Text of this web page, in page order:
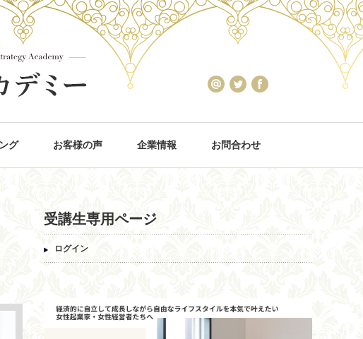
グ お客様の声 企業情報 お問合わせ
受講生専用ページ
ログイン